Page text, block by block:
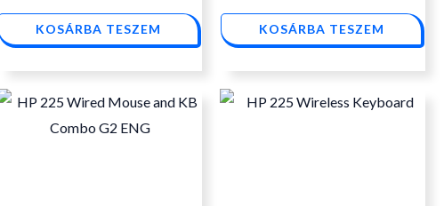
KOSÁRBA TESZEM KOSÁRBA TESZEM